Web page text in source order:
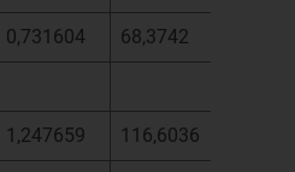
0,731604 68,3742
1,247659 116,6036